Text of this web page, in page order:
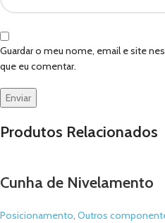
Guardar o meu nome, email e site
que eu comentar.
Produtos Relacionados
Cunha de Nivelamento
Posicionamento, Outros